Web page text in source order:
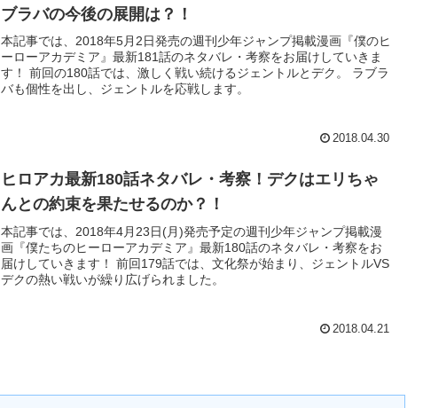
ブラバの今後の展開は？！
本記事では、2018年5月2日発売の週刊少年ジャンプ掲載漫画『僕のヒ
ーローアカデミア』最新181話のネタバレ・考察をお届けしていきま
す！ 前回の180話では、激しく戦い続けるジェントルとデク。 ラブラ
バも個性を出し、ジェントルを応戦します。
2018.04.30
ヒロアカ最新180話ネタバレ・考察！デクはエリちゃ
んとの約束を果たせるのか？！
本記事では、2018年4月23日(月)発売予定の週刊少年ジャンプ掲載漫
画『僕たちのヒーローアカデミア』最新180話のネタバレ・考察をお
届けしていきます！ 前回179話では、文化祭が始まり、ジェントルVS
デクの熱い戦いが繰り広げられました。
2018.04.21